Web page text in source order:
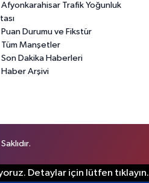
Afyonkarahisar Trafik Yoğunluk
Puan Durumu ve Fikstür
Tüm Manşetler
Son Dakika Haberleri
Haber Arşivi
Detaylar için lütfen tıklayın.